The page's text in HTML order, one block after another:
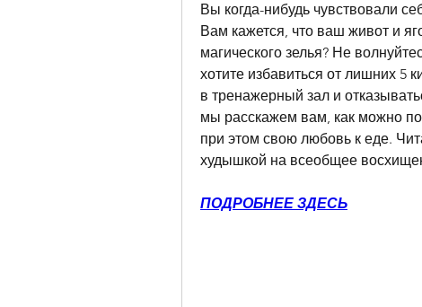
Вы когда-нибудь чувствовали
Вам кажется, что ваш живот и
магического зелья? Не
хотите избавиться от лишних 5
в тренажерный зал и
мы расскажем вам, как можно
при этом свою любовь к еде.
худышкой на всеобщее
ПОДРОБНЕЕ ЗДЕСЬ